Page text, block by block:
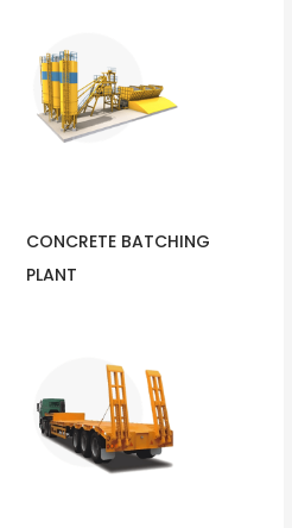
CONCRETE BATCHING
PLANT